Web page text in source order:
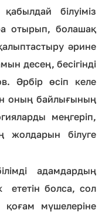
білуіміз
отырып, болашақ
әрине
десең, бесігінді
Әрбір өсіп келе
оның байлығының
меңгеріп,
жолдарын білуге
адамдардың
ететін болса, сол
мүшелеріне